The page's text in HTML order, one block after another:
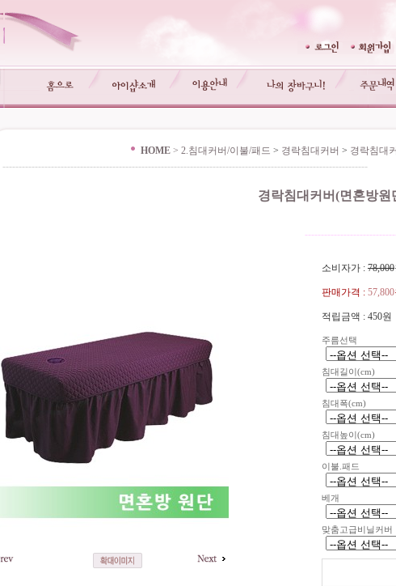
HOME > 2.침대커버/이불/패드 > 경락침대커버 > 경락침대
-----------------------------------------------------------------------------------------------------------------
경락침대커버(면혼방
소비자가 : 78,000
판매가격 : 57,800
적립금액 : 450원
주름선택
침대길이(cm)
침대폭(cm)
침대높이(cm)
이불.패드
베개
맞춤고급비닐커버